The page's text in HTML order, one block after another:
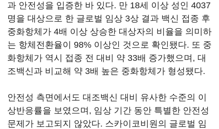
과 안전성을 입증한 바 있다. 만 18세 이상 성인 4037
명을 대상으로 한 글로벌 임상 3상 결과 백신 접종 후
중화항체가 4배 이상 상승한 대상자의 비율을 의미하
는 항체전환율이 98% 이상인 것으로 확인됐다. 또 중
화항체가 역시 접종 전 대비 약 33배 증가했으며, 대
조백신과 비교해 약 3배 높은 중화항체가 형성됐다.
안전성 측면에서도 대조백신 대비 유사한 수준의 이
상반응률을 보였으며, 임상 기간 동안 특별한 안전성
문제가 보고되지 않았다. 스카이코비원의 글로벌 임